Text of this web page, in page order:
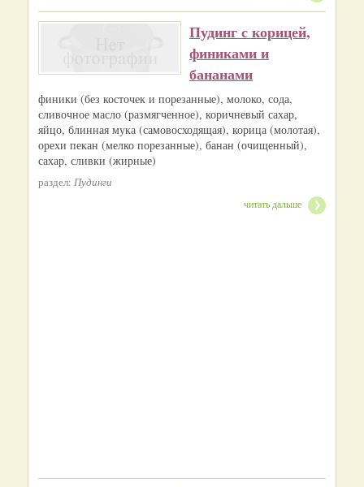
Пудинг с корицей,
финиками и
бананами
финики (без косточек и порезанные), молоко, сода,
сливочное масло (размягченное), коричневый сахар,
яйцо, блинная мука (самовосходящая), корица (молотая),
орехи пекан (мелко порезанные), банан (очищенный),
сахар, сливки (жирные)
раздел: Пудинги
читать дальше